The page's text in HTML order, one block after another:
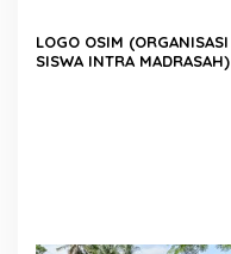
LOGO OSIM (ORGANISASI
SISWA INTRA MADRASAH)